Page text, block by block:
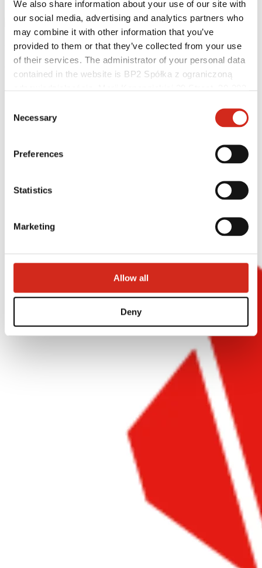
We also share information about your use of our site with
our social media, advertising and analytics partners who
may combine it with other information that you’ve
provided to them or that they’ve collected from your use
of their services. The administrator of your personal data
contained in the website is BP2 Spółka z ograniczoną
121387608.
Selection
Necessary
Preferences
Statistics
Marketing
Allow all
Deny
BIPV SOLROOF
Înapoi la știri
Producția panourilor FIT
VOLT pentru acoperișul din